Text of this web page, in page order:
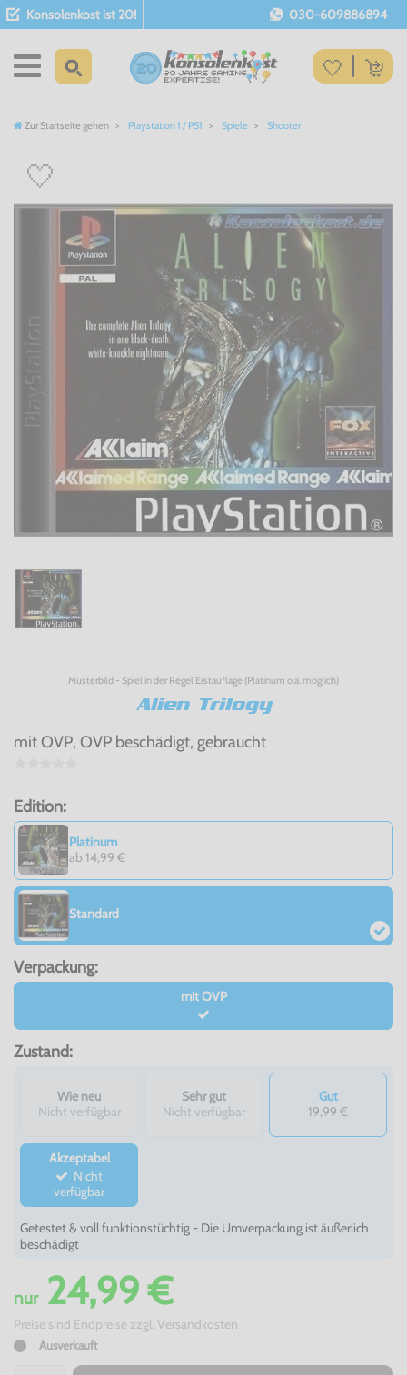
Konsolenkost ist 20! 030-609886894
Zur Startseite gehen Playstation 1 / PS1 Spiele Shooter
Musterbild - Spiel in der Regel Erstauflage (Platinum o.ä. möglich)
Alien Trilogy
mit OVP, OVP beschädigt, gebraucht
Edition:
Platinum
ab 14,99 €
Standard
Verpackung:
mit OVP
Zustand:
Wie neu
Nicht verfügbar
Sehr gut
Nicht verfügbar
Gut
19,99 €
Akzeptabel
verfügbar
Getestet & voll funktionstüchtig - Die Umverpackung ist äußerlich
beschädigt
nur24,99 €
Preise sind Endpreise zzgl. Versandkosten
Ausverkauft